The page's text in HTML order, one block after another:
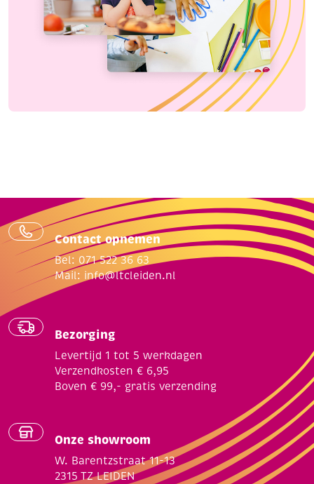
Contact opnemen
Bel: 071 522 36 63
Mail: info@ltcleiden.nl
Bezorging
Levertijd 1 tot 5 werkdagen
Verzendkosten € 6,95
Boven € 99,- gratis verzending
Onze showroom
W. Barentzstraat 11-13
2315 TZ LEIDEN